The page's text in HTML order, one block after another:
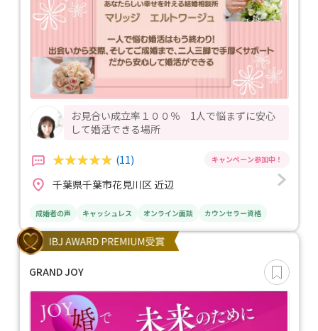
お見合い成立率１００％ 1人で悩まずに安心
して婚活できる場所
(11)
千葉県千葉市花見川区 近辺
成婚者の声 キャッシュレス オンライン面談 カウンセラー資格
GRAND JOY